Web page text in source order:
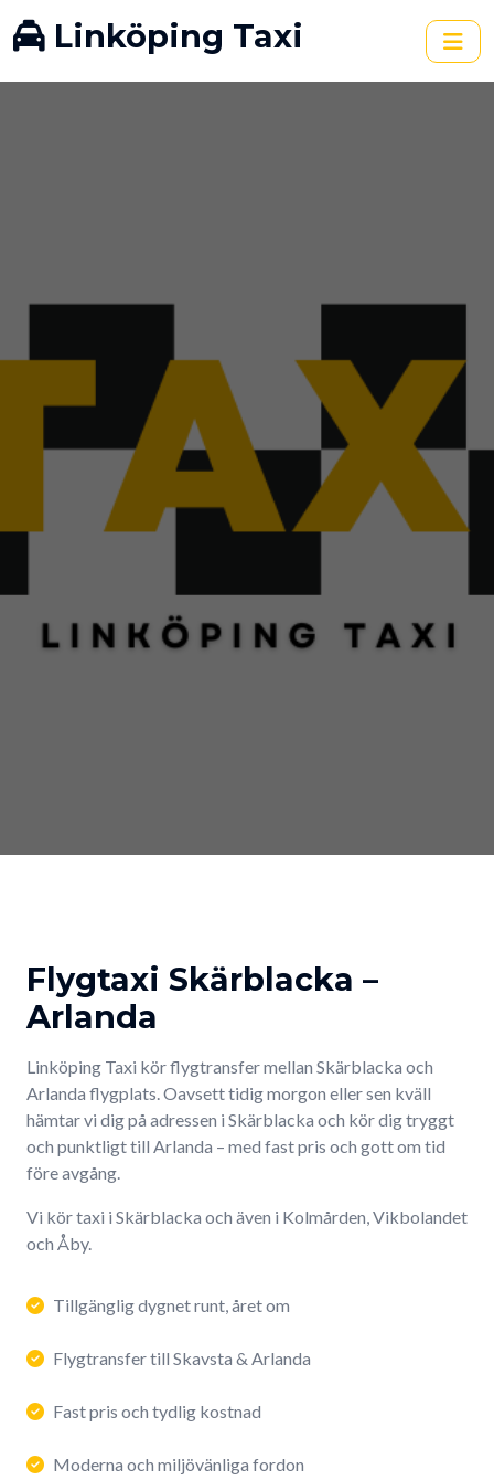
Linköping Taxi
Flygtaxi Skärblacka –
Arlanda
Linköping Taxi kör flygtransfer mellan Skärblacka och
Arlanda flygplats. Oavsett tidig morgon eller sen kväll
hämtar vi dig på adressen i Skärblacka och kör dig tryggt
och punktligt till Arlanda – med fast pris och gott om tid
före avgång.
Vi kör taxi i Skärblacka och även i Kolmården, Vikbolandet
och Åby.
Tillgänglig dygnet runt, året om
Flygtransfer till Skavsta & Arlanda
Fast pris och tydlig kostnad
Moderna och miljövänliga fordon